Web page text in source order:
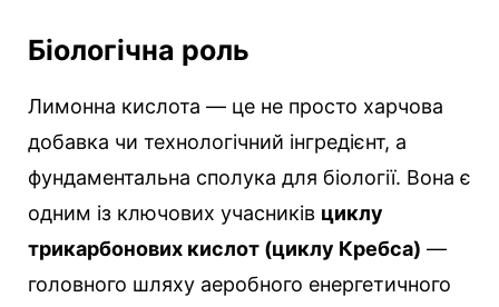
Біологічна роль
Лимонна кислота — це не просто харчова
добавка чи технологічний інгредієнт, а
фундаментальна сполука для біології. Вона є
одним із ключових учасників циклу
трикарбонових кислот (циклу Кребса) —
головного шляху аеробного енергетичного